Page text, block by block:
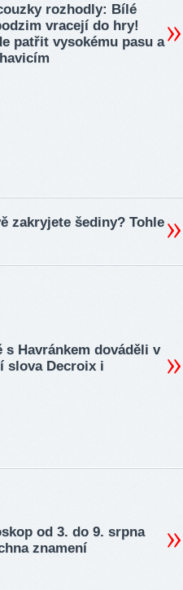
rozhodly: Bílé
vracejí do hry!
patřit vysokému pasu a
zakryjete šediny? Tohle
s Havránkem dováděli v
slova Decroix i
od 3. do 9. srpna
znamení